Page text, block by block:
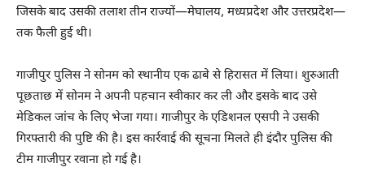
जिसके बाद उसकी तलाश तीन राज्यों—मेघालय, मध्यप्रदेश और उत्तरप्रदेश—
तक फैली हुई थी।
गाजीपुर पुलिस ने सोनम को स्थानीय एक ढाबे से हिरासत में लिया। शुरुआती
पूछताछ में सोनम ने अपनी पहचान स्वीकार कर ली और इसके बाद उसे
मेडिकल जांच के लिए भेजा गया। गाजीपुर के एडिशनल एसपी ने उसकी
गिरफ्तारी की पुष्टि की है। इस कार्रवाई की सूचना मिलते ही इंदौर पुलिस की
टीम गाजीपुर रवाना हो गई है।